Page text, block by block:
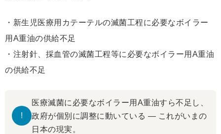
・新生児医療用カテーテルの滅菌工程に必要なボイラー
用A重油の供給不足
・注射針、採血管の滅菌工程等に必要なボイラー用A重油
の供給不足
!
医療滅菌に必要なボイラー用A重油すら不足し、
政府が個別に調整に動いている ― これがいまの
日本の現実。